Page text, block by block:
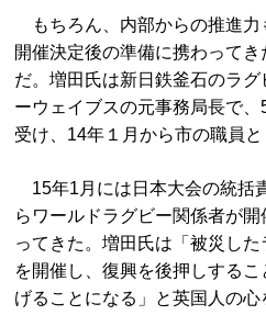
もちろん、内部からの推進力
開催決定後の準備に携わって
だ。増田氏は新日鉄釜石のラ
ーウェイブスの元事務局長で
受け、14年１月から市の職員
15年1月には日本大会の統括
らワールドラグビー関係者が
ってきた。増田氏は「被災し
を開催し、復興を後押しする
げることになる」と英国人の